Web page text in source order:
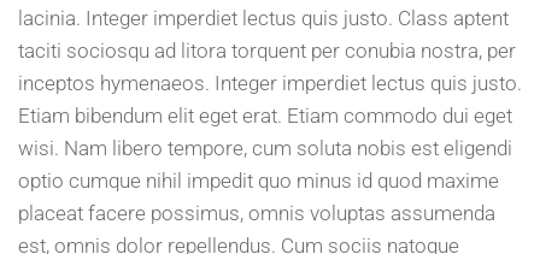
lacinia. Integer imperdiet lectus quis justo. Class aptent
taciti sociosqu ad litora torquent per conubia nostra, per
inceptos hymenaeos. Integer imperdiet lectus quis justo.
Etiam bibendum elit eget erat. Etiam commodo dui eget
wisi. Nam libero tempore, cum soluta nobis est eligendi
optio cumque nihil impedit quo minus id quod maxime
placeat facere possimus, omnis voluptas assumenda
est, omnis dolor repellendus. Cum sociis natoque